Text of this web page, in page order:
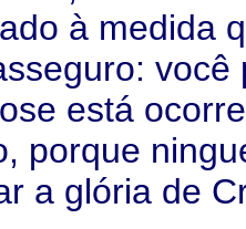
à medida
está
porque
a glória de